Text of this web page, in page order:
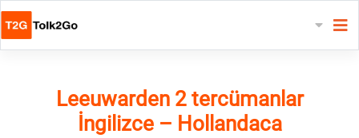
Leeuwarden 2 tercümanlar
İngilizce – Hollandaca